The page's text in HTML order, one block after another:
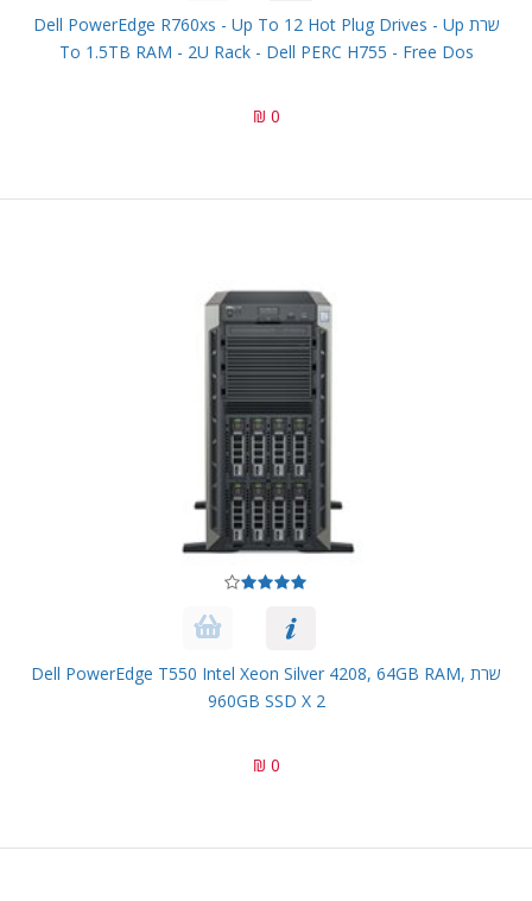
שרת Dell PowerEdge R760xs - Up To 12 Hot Plug Drives - Up
To 1.5TB RAM - 2U Rack - Dell PERC H755 - Free Dos
0 ₪
שרת Dell PowerEdge T550 Intel Xeon Silver 4208, 64GB RAM,
960GB SSD X 2
0 ₪